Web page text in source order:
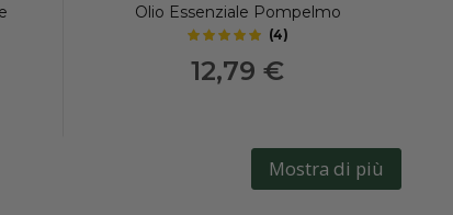
Olio Essenziale Pompelmo
(4)
12,79 €
Mostra di più